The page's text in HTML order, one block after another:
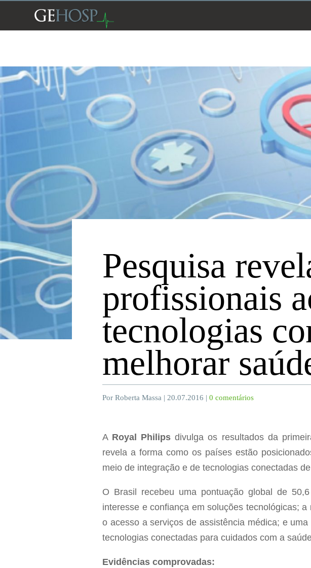
Pesquisa
profissionais
tecnologias
melhorar
Por Roberta Massa | 20.07.2016 | 0 comentários
A Royal Philips divulga os resultados da
revela a forma como os países estão
meio de integração e de tecnologias conectadas
O Brasil recebeu uma pontuação global de
interesse e confiança em soluções tecnológicas;
o acesso a serviços de assistência médica; e
tecnologias conectadas para cuidados com a
Evidências comprovadas: